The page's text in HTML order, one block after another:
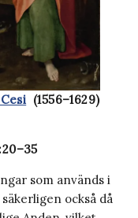
(1556–1629)
som används i
också då